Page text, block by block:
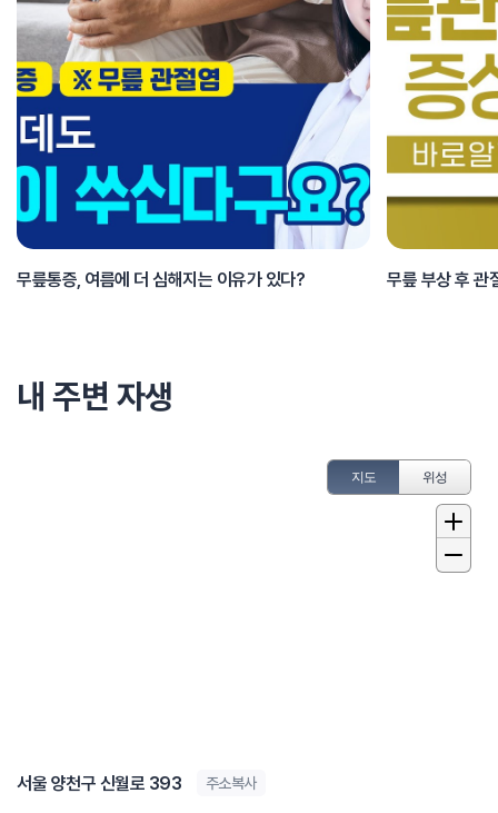
무릎통증, 여름에 더 심해지는 이유가 있다? 무릎 부상 후 관
내 주변 자생
지도 위성
서울 양천구 신월로 393 주소복사